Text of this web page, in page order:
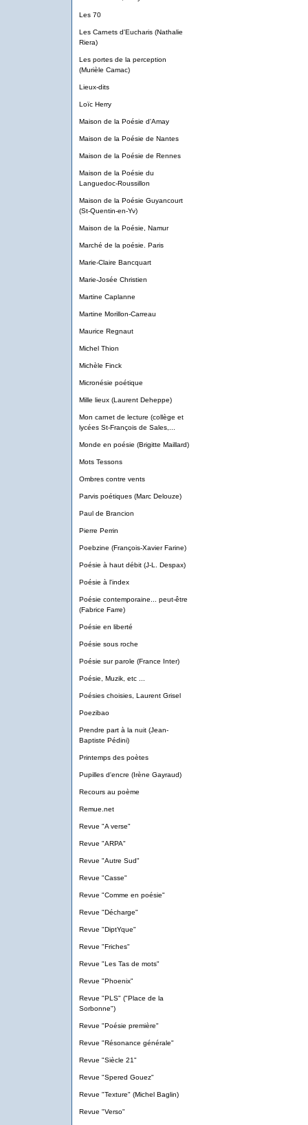
Les 70
Les Carnets d'Eucharis (Nathalie
Riera)
Les portes de la perception
(Murièle Camac)
Lieux-dits
Loïc Herry
Maison de la Poésie d'Amay
Maison de la Poésie de Nantes
Maison de la Poésie de Rennes
Maison de la Poésie du
Languedoc-Roussillon
Maison de la Poésie Guyancourt
(St-Quentin-en-Yv)
Maison de la Poésie, Namur
Marché de la poésie. Paris
Marie-Claire Bancquart
Marie-Josée Christien
Martine Caplanne
Martine Morillon-Carreau
Maurice Regnaut
Michel Thion
Michèle Finck
Micronésie poétique
Mille lieux (Laurent Deheppe)
Mon carnet de lecture (collège et
lycées St-François de Sales,...
Monde en poésie (Brigitte Maillard)
Mots Tessons
Ombres contre vents
Parvis poétiques (Marc Delouze)
Paul de Brancion
Pierre Perrin
Poebzine (François-Xavier Farine)
Poésie à haut débit (J-L. Despax)
Poésie à l'index
Poésie contemporaine... peut-être
(Fabrice Farre)
Poésie en liberté
Poésie sous roche
Poésie sur parole (France Inter)
Poésie, Muzik, etc ...
Poésies choisies, Laurent Grisel
Poezibao
Prendre part à la nuit (Jean-
Baptiste Pédini)
Printemps des poètes
Pupilles d'encre (Irène Gayraud)
Recours au poème
Remue.net
Revue "A verse"
Revue "ARPA"
Revue "Autre Sud"
Revue "Casse"
Revue "Comme en poésie"
Revue "Décharge"
Revue "DiptYque"
Revue "Friches"
Revue "Les Tas de mots"
Revue "Phoenix"
Revue "PLS" ("Place de la
Sorbonne")
Revue "Poésie première"
Revue "Résonance générale"
Revue "Siècle 21"
Revue "Spered Gouez"
Revue "Texture" (Michel Baglin)
Revue "Verso"